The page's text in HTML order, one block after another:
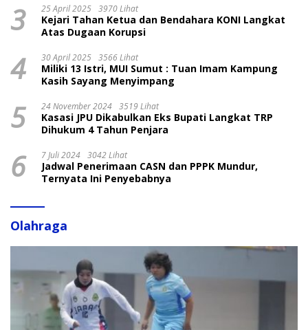
3 25 April 2025 3970 Lihat
Kejari Tahan Ketua dan Bendahara KONI Langkat
Atas Dugaan Korupsi
4 30 April 2025 3566 Lihat
Miliki 13 Istri, MUI Sumut : Tuan Imam Kampung
Kasih Sayang Menyimpang
5 24 November 2024 3519 Lihat
Kasasi JPU Dikabulkan Eks Bupati Langkat TRP
Dihukum 4 Tahun Penjara
6 7 Juli 2024 3042 Lihat
Jadwal Penerimaan CASN dan PPPK Mundur,
Ternyata Ini Penyebabnya
Olahraga